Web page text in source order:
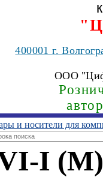
400001г.
ООО
и носители для
I